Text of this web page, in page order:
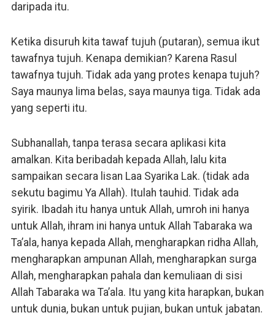
daripada itu.
Ketika disuruh kita tawaf tujuh (putaran), semua ikut
tawafnya tujuh. Kenapa demikian? Karena Rasul
tawafnya tujuh. Tidak ada yang protes kenapa tujuh?
Saya maunya lima belas, saya maunya tiga. Tidak ada
yang seperti itu.
Subhanallah, tanpa terasa secara aplikasi kita
amalkan. Kita beribadah kepada Allah, lalu kita
sampaikan secara lisan Laa Syarika Lak. (tidak ada
sekutu bagimu Ya Allah). Itulah tauhid. Tidak ada
syirik. Ibadah itu hanya untuk Allah, umroh ini hanya
untuk Allah, ihram ini hanya untuk Allah Tabaraka wa
Ta’ala, hanya kepada Allah, mengharapkan ridha Allah,
mengharapkan ampunan Allah, mengharapkan surga
Allah, mengharapkan pahala dan kemuliaan di sisi
Allah Tabaraka wa Ta’ala. Itu yang kita harapkan, bukan
untuk dunia, bukan untuk pujian, bukan untuk jabatan.